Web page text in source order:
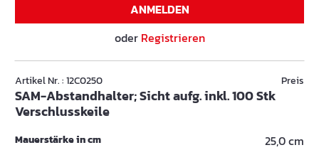
ANMELDEN
oder Registrieren
Artikel Nr. : 12C0250
SAM-Abstandhalter; Sicht aufg. inkl. 100 Stk
Verschlusskeile
Preis
Mauerstärke in cm 25,0 cm